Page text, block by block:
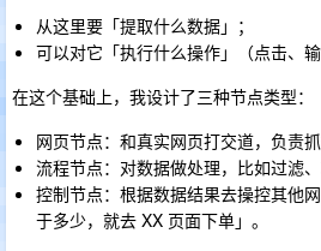
从这里要「提取什么数据」；
可以对它「执行什么操作」（点击、输
在这个基础上，我设计了三种节点类型：
网页节点：和真实网页打交道，负责
流程节点：对数据做处理，比如过滤
控制节点：根据数据结果去操控其他
于多少，就去 XX 页面下单」。